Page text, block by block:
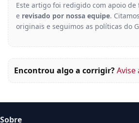
Este artigo foi redigido com apoio
e revisado por nossa equipe.
originais e seguimos as políticas do
Encontrou algo a corrigir?Avise
Sobre